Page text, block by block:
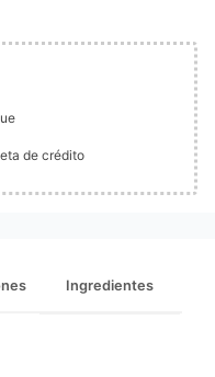
de crédito
Ingredientes